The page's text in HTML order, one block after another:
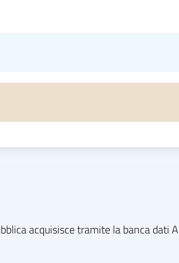
acquisisce tramite la banca dati